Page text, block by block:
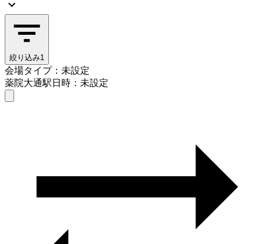
絞り込み1
会場タイプ：未設定
薬院大通駅日時：未設定